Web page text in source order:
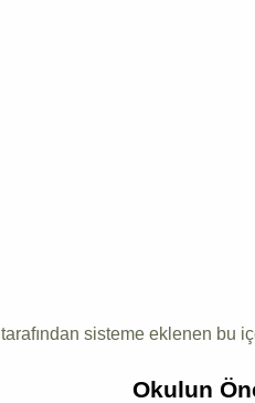
tarafından sisteme eklenen bu
Okulun